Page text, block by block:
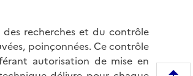
recherches et du contrôle
poinçonnées. Ce contrôle
autorisation de mise en